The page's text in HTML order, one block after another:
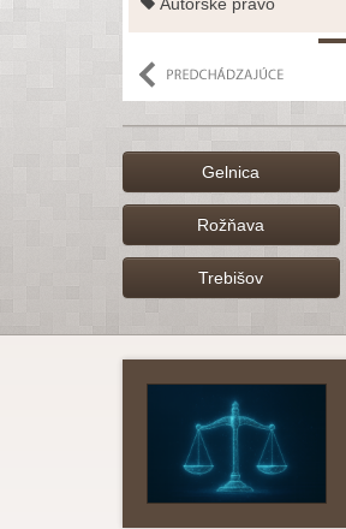
Autorské právo
Gelnica
Rožňava
Trebišov